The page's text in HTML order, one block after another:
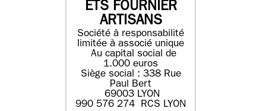
ETS FOURNIER
ARTISANS
Société à responsabilité
limitée à associé unique
Au capital social de
1.000 euros
Siège social : 338 Rue
Paul Bert
69003 LYON
990 576 274 RCS LYON